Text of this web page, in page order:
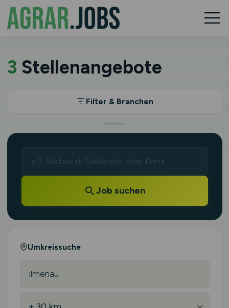
3 Stellenangebote
Filter & Branchen
Job suchen
Umkreissuche